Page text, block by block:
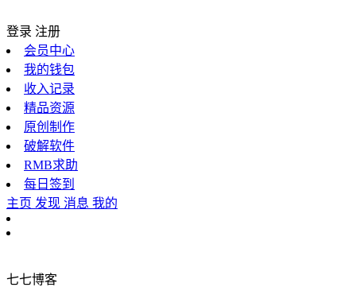
登录 注册
会员中心
我的钱包
收入记录
精品资源
原创制作
破解软件
RMB求助
每日签到
主页 发现 消息 我的
七七博客